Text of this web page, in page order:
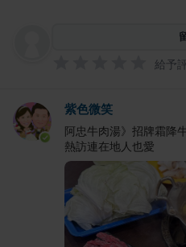
給予
紫色微笑
阿忠牛肉湯》招牌霜降
熱訪連在地人也愛